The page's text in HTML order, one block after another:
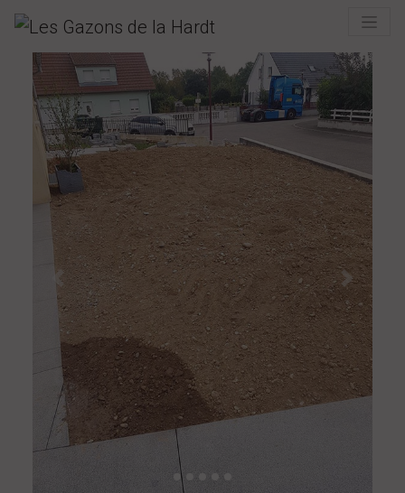
Previous Next